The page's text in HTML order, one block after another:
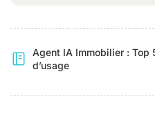
Agent IA Immobilier :
d’usage